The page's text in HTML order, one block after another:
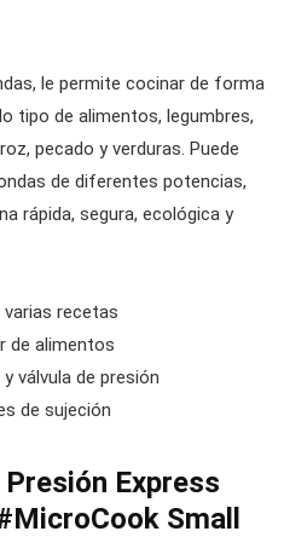
le permite cocinar de forma
tipo de alimentos, legumbres,
pecado y verduras. Puede
de diferentes potencias,
rápida, segura, ecológica y
recetas
de alimentos
válvula de presión
de sujeción
Presión Express
Small